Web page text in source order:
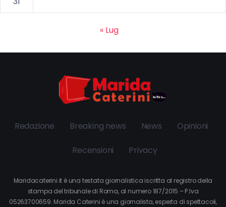
« Lug
Redazione Breaking news News Opinioni
Recensioni Privacy
Maridacaterini.it è una testata giornalistica iscritta al registro della
stampa del tribunale di Roma, al numero 187/2015 – P.Iva
05263700659. Marida Caterini è una giornalista, esperta di spettacoli,